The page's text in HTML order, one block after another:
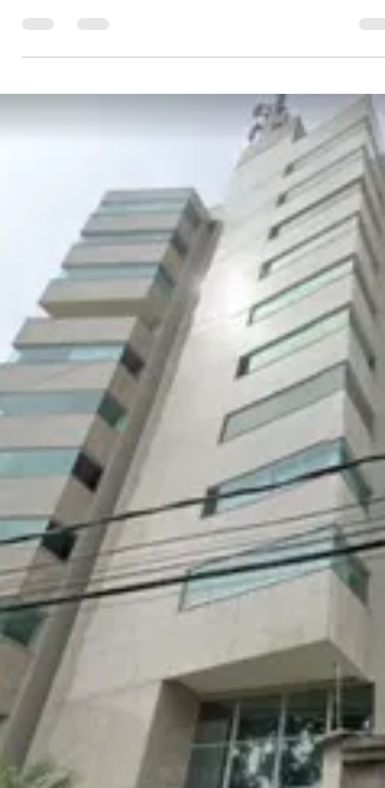
serviço importante para manter a
epóxi, pode aumentar a durabilidade e
facilitar a limpeza Renovo Reformas e
Pintura de garagem condomínio, Pintura de
garagem prédio, Pintura de garagem de
residencial, Pintura de garagem de
empresas, Pintura de garagem de galpões,
Pintura de garagem de galpão, Pintura de
garagem de estacionamento, Pintura de